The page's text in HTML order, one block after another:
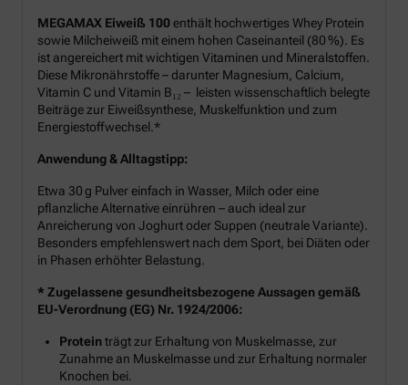
MEGAMAX Eiweiß 100enthält hochwertiges Whey Protein
sowie Milcheiweiß mit einem hohen Caseinanteil (80 %). Es
ist angereichert mit wichtigen Vitaminen und Mineralstoffen.
Diese Mikronährstoffe – darunter Magnesium, Calcium,
Vitamin C und Vitamin B₁₂ – leisten wissenschaftlich belegte
Beiträge zur Eiweißsynthese, Muskelfunktion und zum
Energiestoffwechsel.*
Anwendung & Alltagstipp:
Etwa 30 g Pulver einfach in Wasser, Milch oder eine
pflanzliche Alternative einrühren – auch ideal zur
Anreicherung von Joghurt oder Suppen (neutrale Variante).
Besonders empfehlenswert nach dem Sport, bei Diäten oder
in Phasen erhöhter Belastung.
* Zugelassene gesundheitsbezogene Aussagen gemäß
EU-Verordnung (EG) Nr. 1924/2006:
Proteinträgt zur Erhaltung von Muskelmasse, zur
Zunahme an Muskelmasse und zur Erhaltung normaler
Knochen bei.